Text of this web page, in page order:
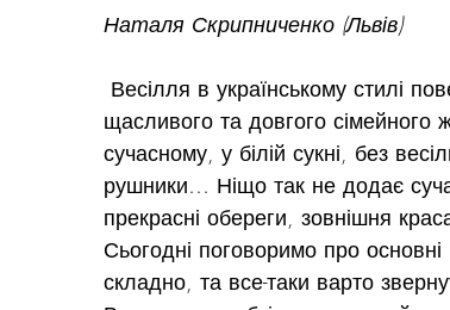
Наталя Скрипниченко (Львів)
щасливого та довгого сімейного
сучасному, у білій сукні, без
рушники… Ніщо так не додає
прекрасні обереги, зовнішня
Сьогодні поговоримо про
складно, та все-таки варто